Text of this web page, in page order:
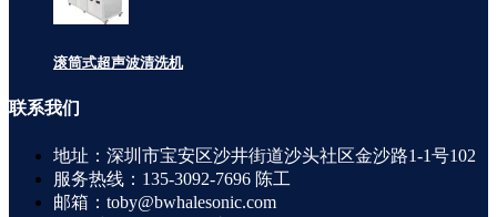
滚筒式超声波清洗机
联系我们
地址：深圳市宝安区沙井街道沙头社区金沙路1-1号102
服务热线：135-3092-7696 陈工
邮箱：toby@bwhalesonic.com